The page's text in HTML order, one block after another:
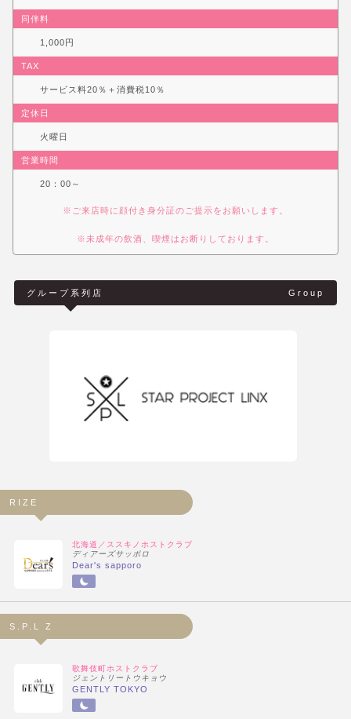
同伴料
1,000円
TAX
サービス料20％＋消費税10％
定休日
火曜日
営業時間
20：00～
※ご来店時に顔付き身分証のご提示をお願いします。
※未成年の飲酒、喫煙はお断りしております。
Group
グループ系列店
RIZE
北海道／ススキノホストクラブ
ディアーズサッポロ
Dear's sapporo
S.P.L Z
歌舞伎町ホストクラブ
ジェントリートウキョウ
GENTLY TOKYO